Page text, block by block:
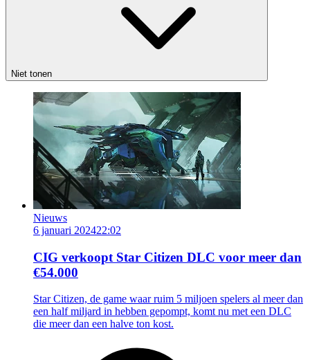
Niet tonen
Nieuws
6 januari 202422:02
CIG verkoopt Star Citizen DLC voor meer dan
€54.000
Star Citizen, de game waar ruim 5 miljoen spelers al meer dan
een half miljard in hebben gepompt, komt nu met een DLC
die meer dan een halve ton kost.